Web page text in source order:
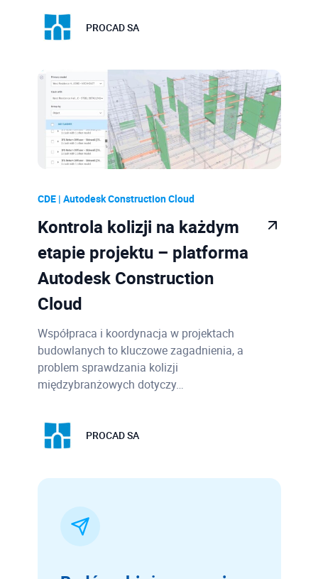
PROCAD SA
CDE | Autodesk Construction Cloud
Kontrola kolizji na każdym
etapie projektu – platforma
Autodesk Construction
Cloud
Współpraca i koordynacja w projektach
budowlanych to kluczowe zagadnienia, a
problem sprawdzania kolizji
międzybranżowych dotyczy…
PROCAD SA